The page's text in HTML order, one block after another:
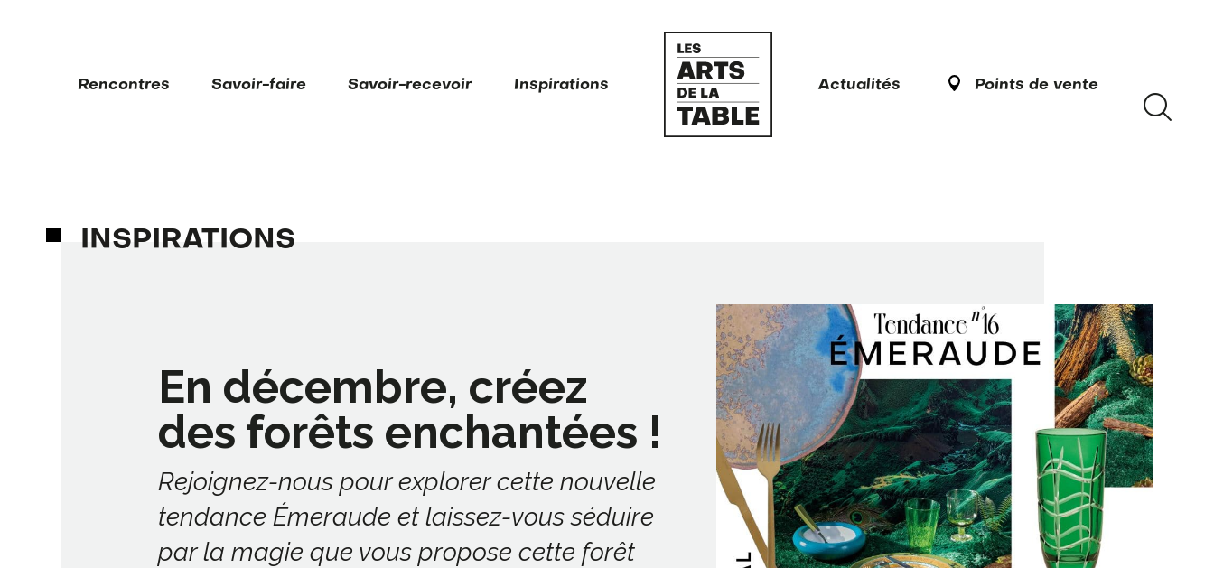
Rencontres Savoir-faire Savoir-recevoir Inspirations Actualités Points de vente
INSPIRATIONS
En décembre, créez
des forêts enchantées !
Rejoignez-nous pour explorer cette nouvelle
tendance Émeraude et laissez-vous séduire
par la magie que vous propose cette forêt